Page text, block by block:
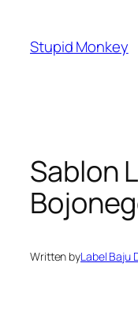
content
Stupid Monkey
Sablon
Written byLabel Baju